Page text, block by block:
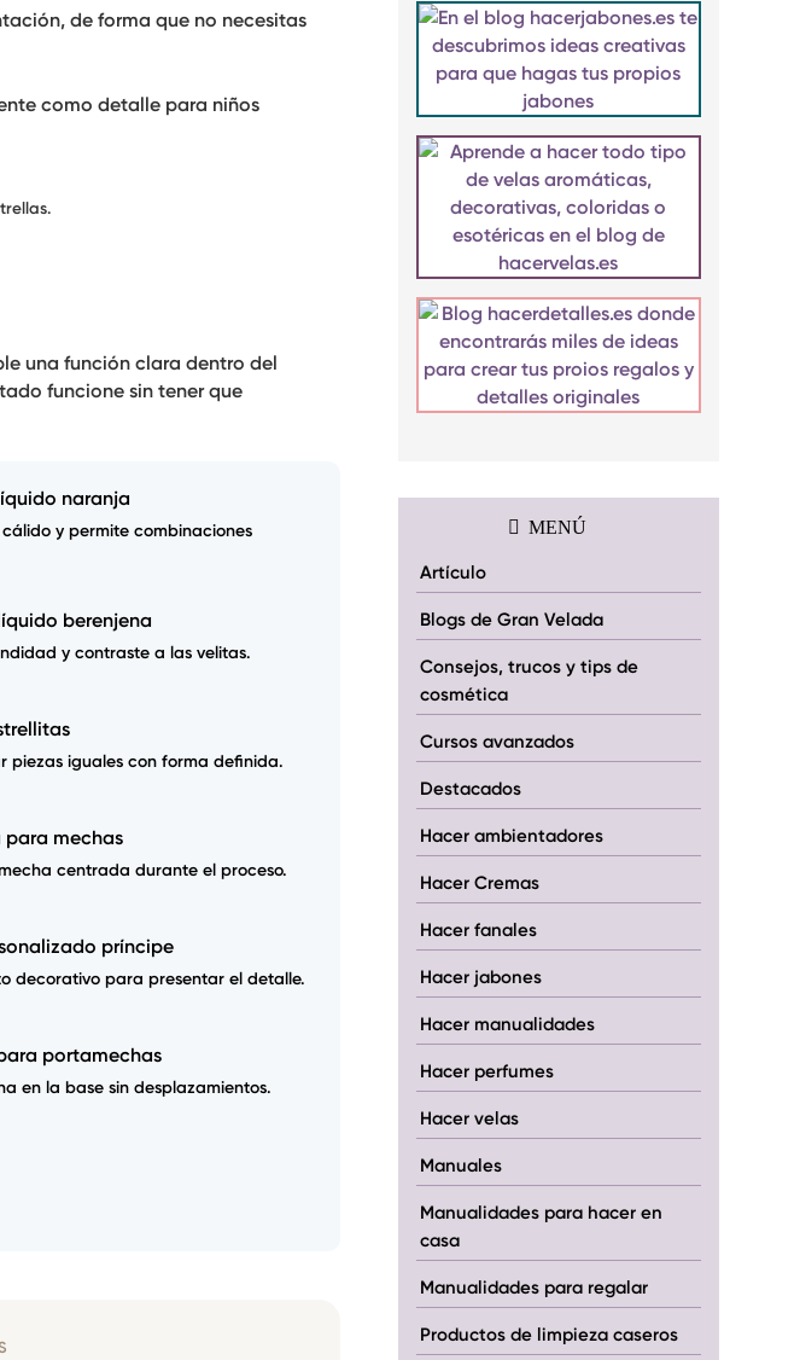
de forma que no necesitas
como detalle para niños
una función clara dentro del
funcione sin tener que
naranja
y permite combinaciones
berenjena
y contraste a las velitas.
piezas iguales con forma definida.
para mechas
centrada durante el proceso.
príncipe
decorativo para presentar el detalle.
portamechas
en la base sin desplazamientos.
MENÚ
Artículo
Blogs de Gran Velada
Consejos, trucos y tips de
cosmética
Cursos avanzados
Destacados
Hacer ambientadores
Hacer Cremas
Hacer fanales
Hacer jabones
Hacer manualidades
Hacer perfumes
Hacer velas
Manuales
Manualidades para hacer en
casa
Manualidades para regalar
Productos de limpieza caseros